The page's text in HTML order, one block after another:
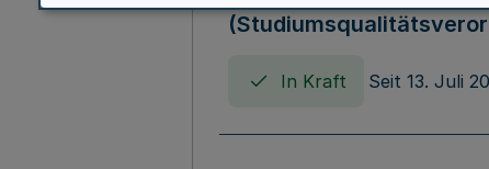
In Kraft Seit 13. Juli